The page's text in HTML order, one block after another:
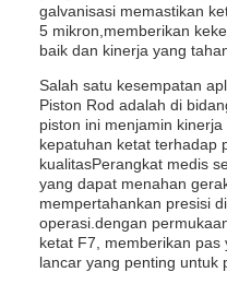
galvanisasi memastikan
5 mikron,memberikan
baik dan kinerja yang
Salah satu kesempatan
Piston Rod adalah di
piston ini menjamin
kepatuhan ketat terhadap
kualitasPerangkat medis
yang dapat menahan
mempertahankan presisi
operasi.dengan
ketat F7, memberikan
lancar yang penting untuk